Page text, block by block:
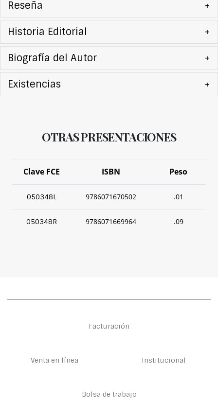
Reseña +
Historia Editorial +
Biografía del Autor +
Existencias +
OTRAS PRESENTACIONES
Clave FCE ISBN Peso
050348L 9786071670502 .01
050348R 9786071669964 .09
Facturación
Venta en línea Institucional
Bolsa de trabajo